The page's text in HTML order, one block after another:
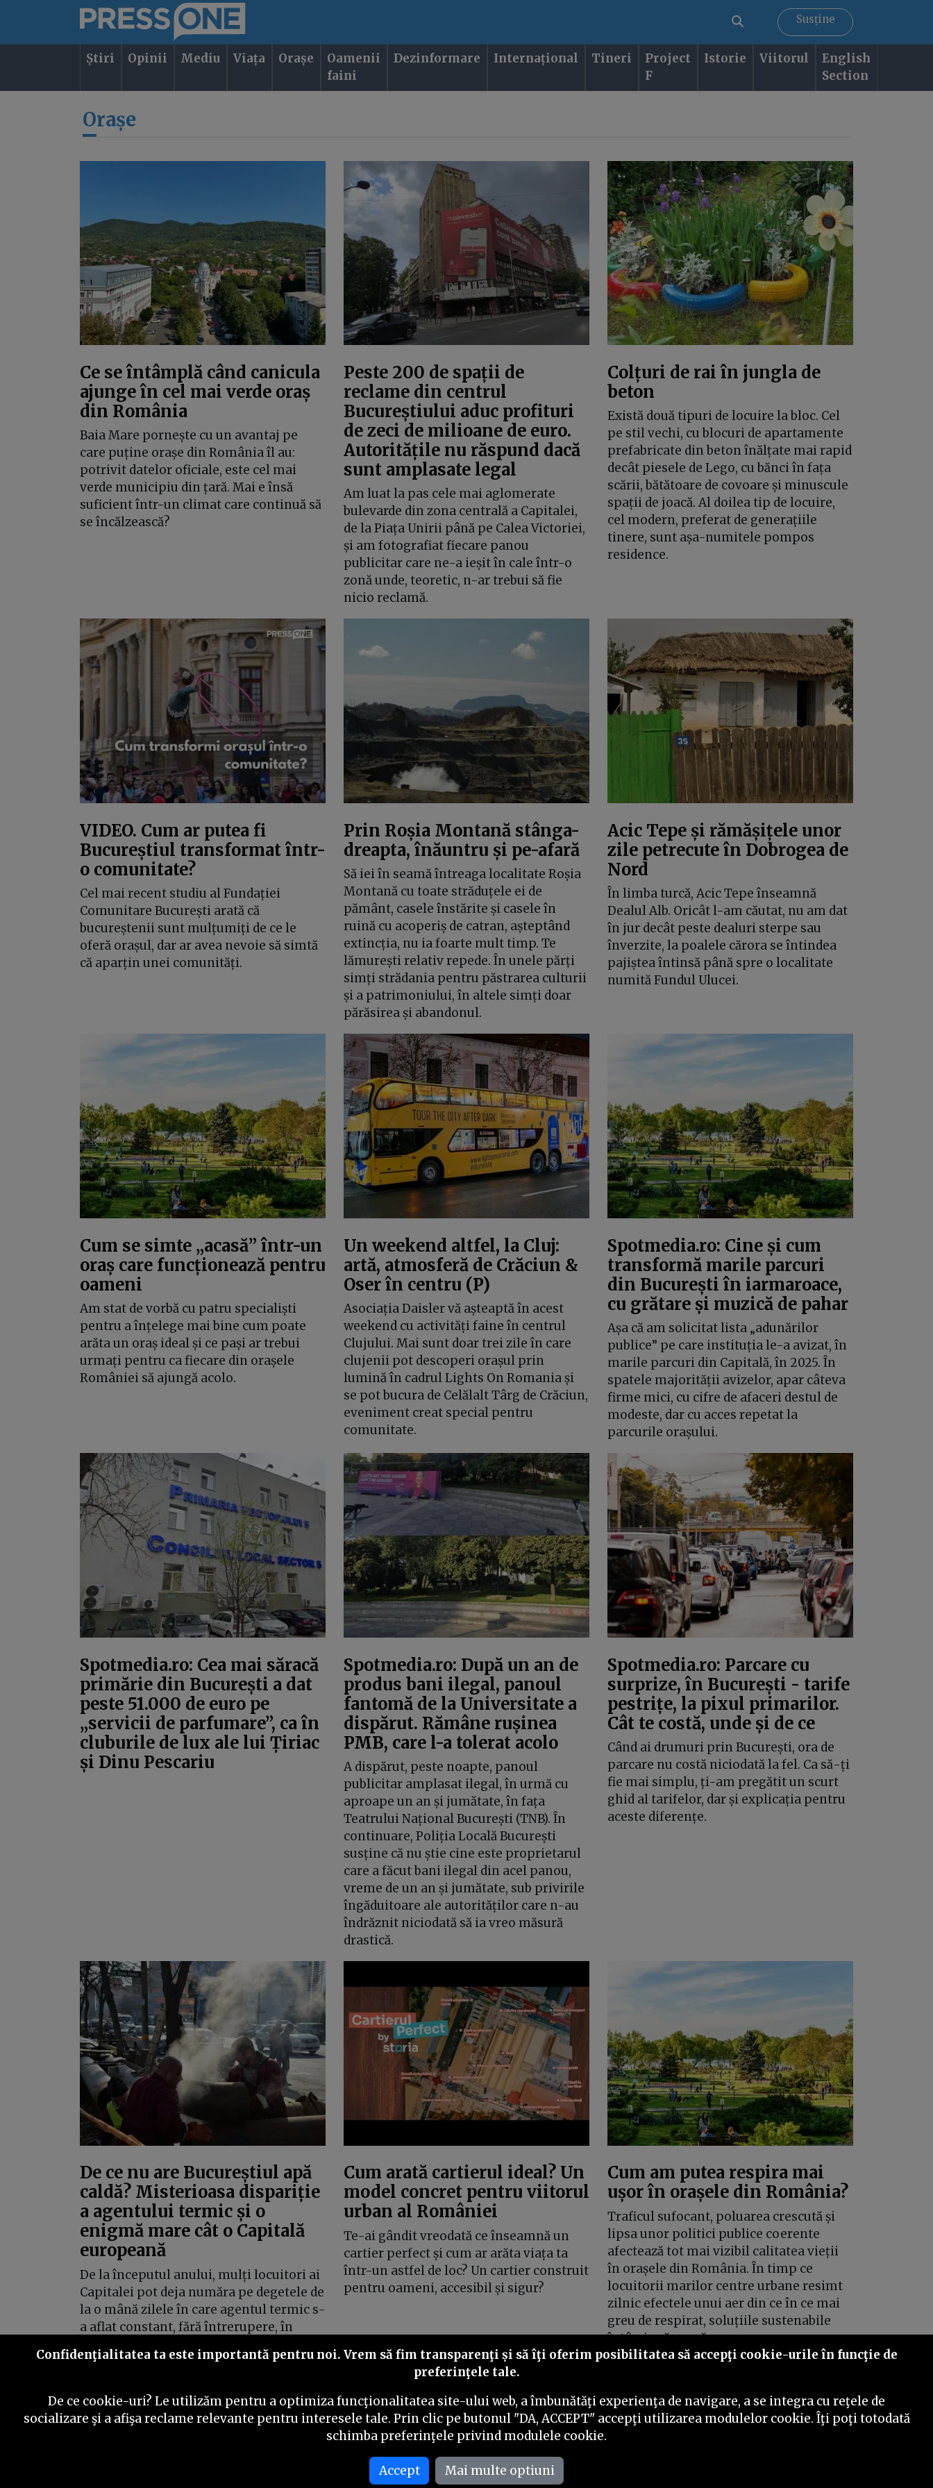
Susține
Știri Opinii Mediu Viața Orașe
Oamenii
faini
Dezinformare Internațional Tineri
Project
F
Istorie Viitorul
English
Section
Orașe
Ce se întâmplă când canicula
ajunge în cel mai verde oraș
din România
Baia Mare pornește cu un avantaj pe
care puține orașe din România îl au:
potrivit datelor oficiale, este cel mai
verde municipiu din țară. Mai e însă
suficient într-un climat care continuă să
se încălzească?
Peste 200 de spații de
reclame din centrul
Bucureștiului aduc profituri
de zeci de milioane de euro.
Autoritățile nu răspund dacă
sunt amplasate legal
Am luat la pas cele mai aglomerate
bulevarde din zona centrală a Capitalei,
de la Piața Unirii până pe Calea Victoriei,
și am fotografiat fiecare panou
publicitar care ne-a ieșit în cale într-o
zonă unde, teoretic, n-ar trebui să fie
nicio reclamă.
Colțuri de rai în jungla de
beton
Există două tipuri de locuire la bloc. Cel
pe stil vechi, cu blocuri de apartamente
prefabricate din beton înălțate mai rapid
decât piesele de Lego, cu bănci în fața
scării, bătătoare de covoare și minuscule
spații de joacă. Al doilea tip de locuire,
cel modern, preferat de generațiile
tinere, sunt așa-numitele pompos
residence.
VIDEO. Cum ar putea fi
Bucureștiul transformat într-
o comunitate?
Cel mai recent studiu al Fundației
Comunitare București arată că
bucureștenii sunt mulțumiți de ce le
oferă orașul, dar ar avea nevoie să simtă
că aparțin unei comunități.
Prin Roșia Montană stânga-
dreapta, înăuntru și pe-afară
Să iei în seamă întreaga localitate Roșia
Montană cu toate străduțele ei de
pământ, casele înstărite și casele în
ruină cu acoperiș de catran, așteptând
extincția, nu ia foarte mult timp. Te
lămurești relativ repede. În unele părți
simți strădania pentru păstrarea culturii
și a patrimoniului, în altele simți doar
părăsirea și abandonul.
Acic Tepe și rămășițele unor
zile petrecute în Dobrogea de
Nord
În limba turcă, Acic Tepe înseamnă
Dealul Alb. Oricât l-am căutat, nu am dat
în jur decât peste dealuri sterpe sau
înverzite, la poalele cărora se întindea
pajiștea întinsă până spre o localitate
numită Fundul Ulucei.
Cum se simte „acasă” într-un
oraș care funcționează pentru
oameni
Am stat de vorbă cu patru specialiști
pentru a înțelege mai bine cum poate
arăta un oraș ideal și ce pași ar trebui
urmați pentru ca fiecare din orașele
României să ajungă acolo.
Un weekend altfel, la Cluj:
artă, atmosferă de Crăciun &
Oser în centru (P)
Asociația Daisler vă așteaptă în acest
weekend cu activități faine în centrul
Clujului. Mai sunt doar trei zile în care
clujenii pot descoperi orașul prin
lumină în cadrul Lights On Romania și
se pot bucura de Celălalt Târg de Crăciun,
eveniment creat special pentru
comunitate.
Spotmedia.ro: Cine și cum
transformă marile parcuri
din București în iarmaroace,
cu grătare și muzică de pahar
Așa că am solicitat lista „adunărilor
publice” pe care instituția le-a avizat, în
marile parcuri din Capitală, în 2025. În
spatele majorității avizelor, apar câteva
firme mici, cu cifre de afaceri destul de
modeste, dar cu acces repetat la
parcurile orașului.
Spotmedia.ro: Cea mai săracă
primărie din București a dat
peste 51.000 de euro pe
„servicii de parfumare”, ca în
cluburile de lux ale lui Țiriac
și Dinu Pescariu
Spotmedia.ro: După un an de
produs bani ilegal, panoul
fantomă de la Universitate a
dispărut. Rămâne rușinea
PMB, care l-a tolerat acolo
A dispărut, peste noapte, panoul
publicitar amplasat ilegal, în urmă cu
aproape un an și jumătate, în fața
Teatrului Național București (TNB). În
continuare, Poliția Locală București
susține că nu știe cine este proprietarul
care a făcut bani ilegal din acel panou,
vreme de un an și jumătate, sub privirile
îngăduitoare ale autorităților care n-au
îndrăznit niciodată să ia vreo măsură
drastică.
Spotmedia.ro: Parcare cu
surprize, în București - tarife
pestrițe, la pixul primarilor.
Cât te costă, unde și de ce
Când ai drumuri prin București, ora de
parcare nu costă niciodată la fel. Ca să-ți
fie mai simplu, ți-am pregătit un scurt
ghid al tarifelor, dar și explicația pentru
aceste diferențe.
De ce nu are Bucureștiul apă
caldă? Misterioasa dispariție
a agentului termic și o
enigmă mare cât o Capitală
europeană
De la începutul anului, mulți locuitori ai
Capitalei pot deja număra pe degetele de
la o mână zilele în care agentul termic s-
a aflat constant, fără întrerupere, în
Cum arată cartierul ideal? Un
model concret pentru viitorul
urban al României
Te-ai gândit vreodată ce înseamnă un
cartier perfect și cum ar arăta viața ta
într-un astfel de loc? Un cartier construit
pentru oameni, accesibil și sigur?
Cum am putea respira mai
ușor în orașele din România?
Traficul sufocant, poluarea crescută și
lipsa unor politici publice coerente
afectează tot mai vizibil calitatea vieții
în orașele din România. În timp ce
locuitorii marilor centre urbane resimt
zilnic efectele unui aer din ce în ce mai
greu de respirat, soluțiile sustenabile
întârzie să apară.
Inainte
Politica editorialăPolitica de verificare a conținutului
Confidenţialitatea ta este importantă pentru noi. Vrem să fim transparenţi și să îţi oferim posibilitatea să accepţi cookie-urile în funcţie de
preferinţele tale.
De ce cookie-uri? Le utilizăm pentru a optimiza funcţionalitatea site-ului web, a îmbunătăţi experienţa de navigare, a se integra cu reţele de
socializare şi a afişa reclame relevante pentru interesele tale. Prin clic pe butonul "DA, ACCEPT" accepţi utilizarea modulelor cookie. Îţi poţi totodată
schimba preferinţele privind modulele cookie.
Accept Mai multe optiuni